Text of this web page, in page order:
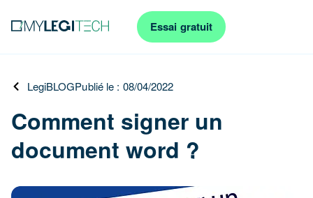
Essai gratuit
LegiBLOGPublié le : 08/04/2022
Comment signer un
document word ?